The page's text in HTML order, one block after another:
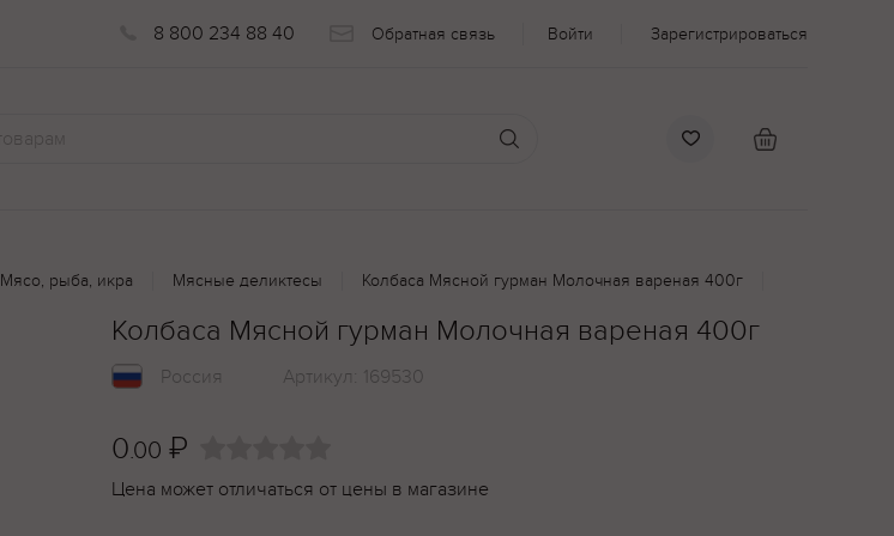
8 800 234 88 40 Обратная связь Войти Зарегистрироваться
Мясо, рыба, икра Мясные деликтесы Колбаса Мясной гурман Молочная вареная 400г
Колбаса Мясной гурман Молочная вареная 400г
Россия Артикул: 169530
0.00 ₽
Цена может отличаться от цены в магазине